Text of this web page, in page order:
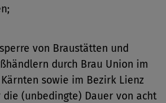
von Braustätten und
durch Brau Union im
sowie im Bezirk Lienz
(unbedingte) Dauer von acht